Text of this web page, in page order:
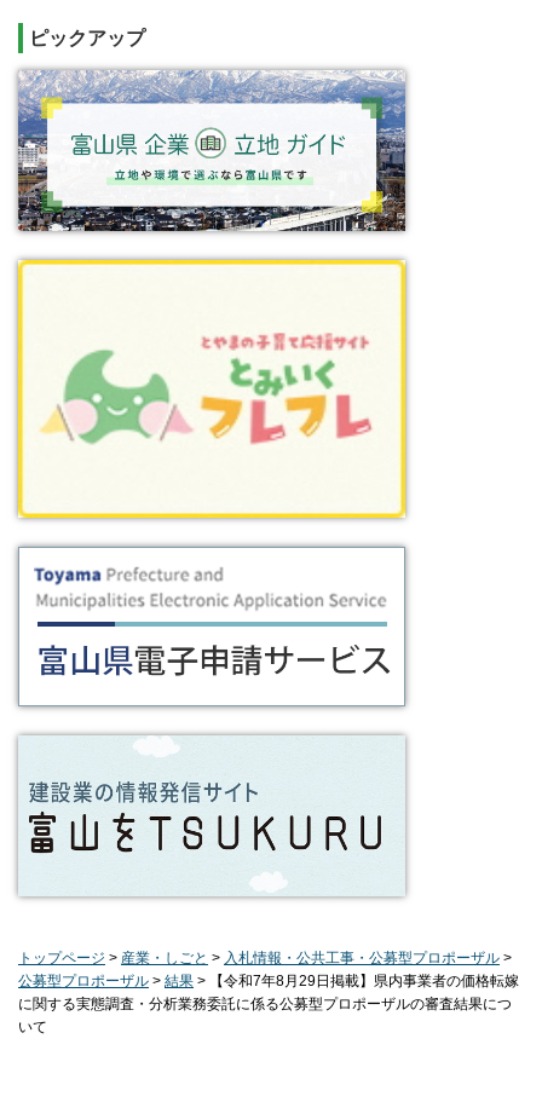
ピックアップ
トップページ > 産業・しごと > 入札情報・公共工事・公募型プロポーザル >
公募型プロポーザル > 結果 > 【令和7年8月29日掲載】県内事業者の価格転嫁
に関する実態調査・分析業務委託に係る公募型プロポーザルの審査結果につ
いて